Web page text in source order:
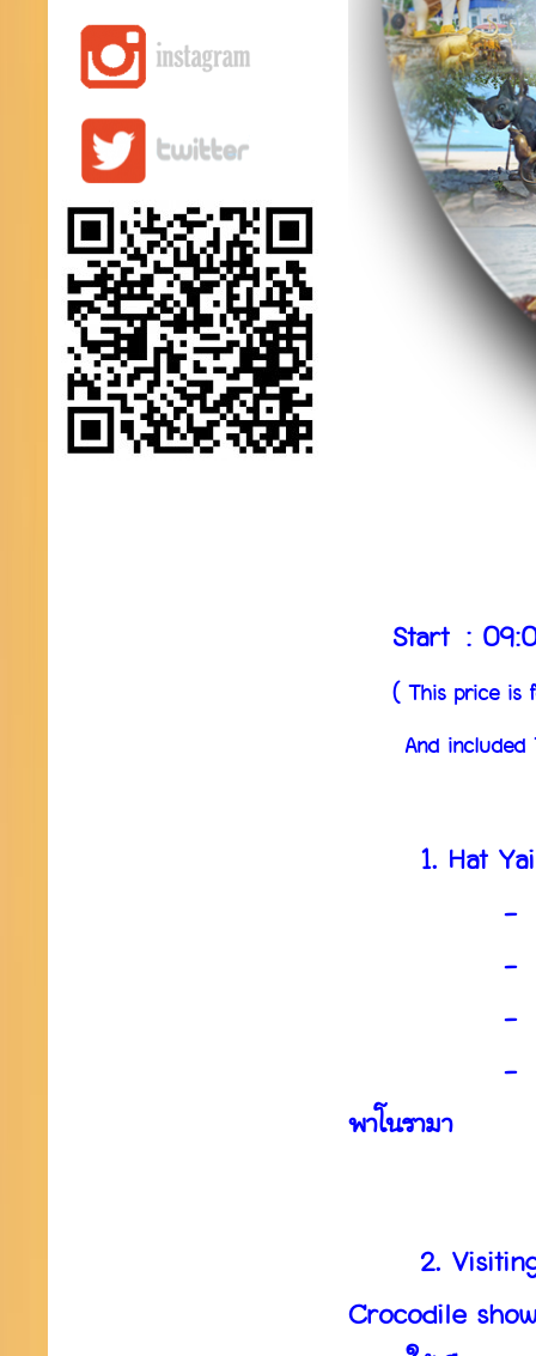
Start:
( This price is
And included
1. Hat
-
- Four-
- Cable
- Hat Yai
พาโนรามา
2. Visiting
Crocodile